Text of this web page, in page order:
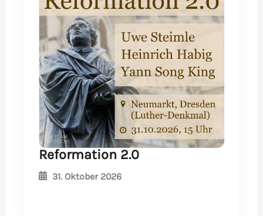
Reformation 2.0
31. Oktober 2026